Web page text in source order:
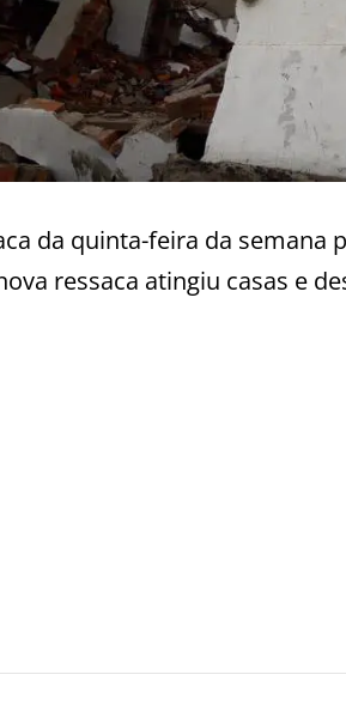
da quinta-feira da semana
ressaca atingiu casas e